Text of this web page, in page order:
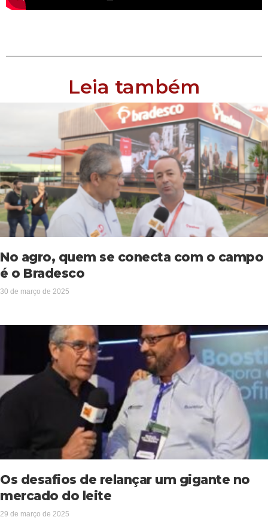
Leia também
No agro, quem se conecta com o campo
é o Bradesco
30 de março de 2025
Os desafios de relançar um gigante no
mercado do leite
29 de março de 2025